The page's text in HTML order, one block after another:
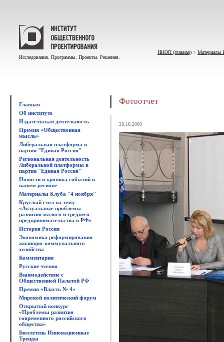
Исследования. Программы. Проекты. Решения.
ИНОП (главная) > Материалы
Главная
Об институте
Издательская деятельность
Премия «Общественная
мысль»
Либеральная платформа в
партии "Единая Россия"
Региональная деятельность
Либеральной платформы в
партии "Единая Россия"
Новости и хроника событий в
вашем регионе
Материалы Клуба "4 ноября"
Круглый стол на тему
«Актуальные проблемы
развития малого и среднего
предпринимательства в РФ»
История России
Экономика реформирования
жилищно-коммунального
хозяйства
Комментарии
Русские чтения
Взаимодействие с
Общественной Палатой РФ
Премия «Власть № 4»
Мировой политический форум
Открытый конкурс
«Проблемы развития
современного российского
общества»
Бюллетень Инновационные
Тренды
Фотоотчет
28.10.2009